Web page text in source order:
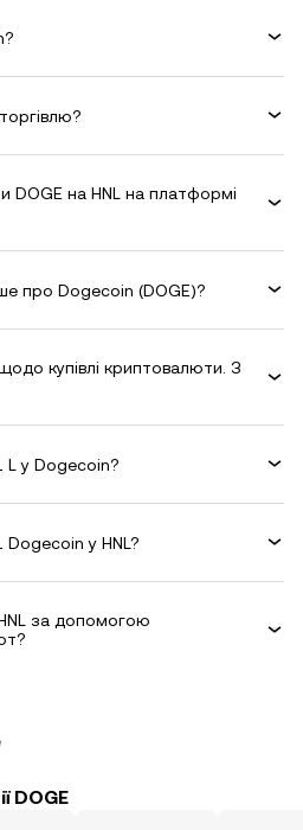
DOGE на HNL на платформі
про Dogecoin (DOGE)?
купівлі криптовалюти. З
L у Dogecoin?
Dogecoin у HNL?
за допомогою
DOGE